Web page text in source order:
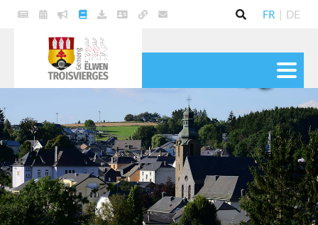
FR | DE
COMMUNE
SERVICES
VIE PRATIQUE